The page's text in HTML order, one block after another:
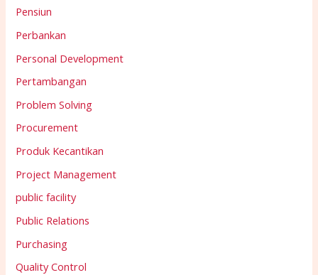
Pensiun
Perbankan
Personal Development
Pertambangan
Problem Solving
Procurement
Produk Kecantikan
Project Management
public facility
Public Relations
Purchasing
Quality Control